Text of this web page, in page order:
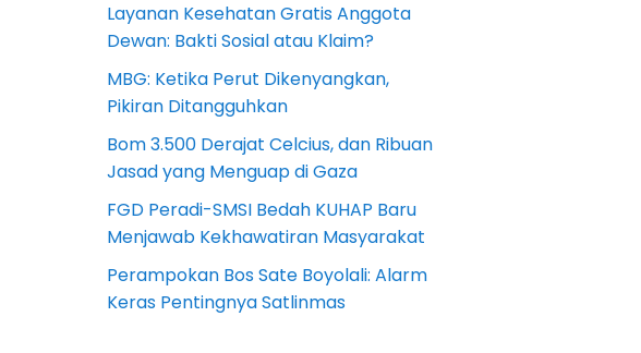
Layanan Kesehatan Gratis Anggota
Dewan: Bakti Sosial atau Klaim?
MBG: Ketika Perut Dikenyangkan,
Pikiran Ditangguhkan
Bom 3.500 Derajat Celcius, dan Ribuan
Jasad yang Menguap di Gaza
FGD Peradi-SMSI Bedah KUHAP Baru
Menjawab Kekhawatiran Masyarakat
Perampokan Bos Sate Boyolali: Alarm
Keras Pentingnya Satlinmas